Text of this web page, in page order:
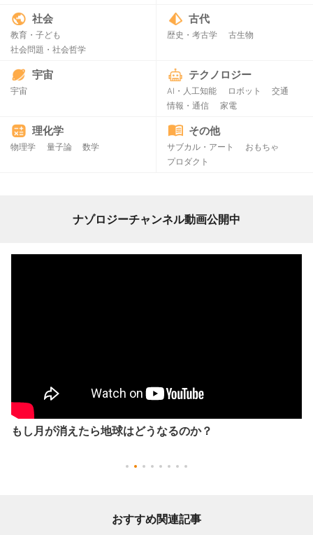
社会
教育・子ども
社会問題・社会哲学
古代
歴史・考古学 古生物
宇宙
宇宙
テクノロジー
AI・人工知能 ロボット
交通
情報・通信
家電
理化学
物理学 量子論 数学
その他
サブカル・アート
おもちゃ
プロダクト
ナゾロジーチャンネル動画公開中
もし月が消えたら地球はどうなるのか？
おすすめ関連記事